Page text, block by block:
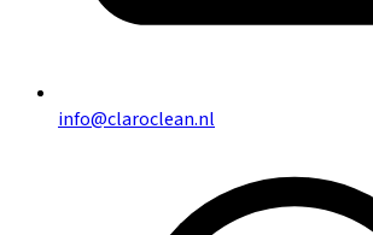
info@claroclean.nl